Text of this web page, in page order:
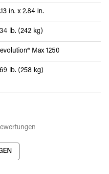
in. x 2.84 in.
lb. (242 kg)
Max 1250
lb. (258 kg)